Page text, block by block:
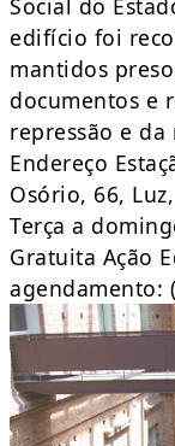
Social do
edifício foi
mantidos
documentos e
repressão e
Endereço
Osório, 66,
Terça a
Gratuita Ação
agendamento: